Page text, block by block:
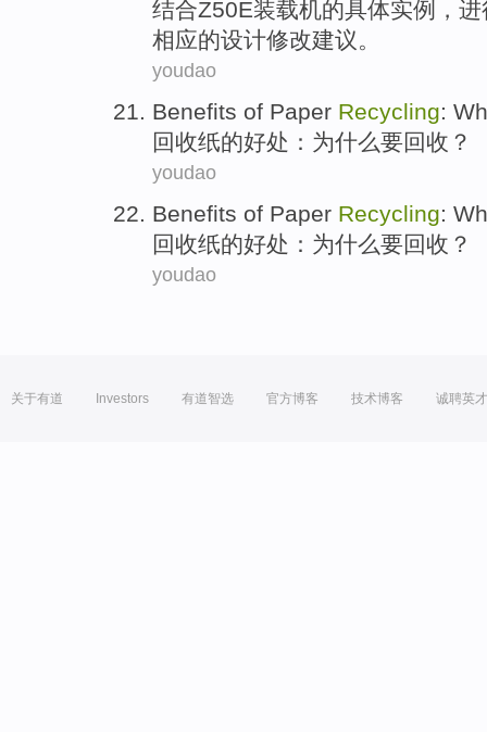
结合Z50E装载机的具体实例
，
相应的设计修改建议。
youdao
Benefits of Paper Recycling:
回收纸的好处 ： 为什么要回收 ？
youdao
Benefits of Paper Recycling:
回收纸的好处 ： 为什么要回收 ？
youdao
关于有道 Investors 有道智选 官方博客 技术博客 诚聘英才